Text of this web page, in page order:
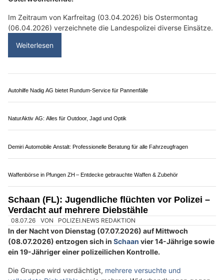
06.04.26 VON POLIZEI.NEWS REDAKTION
Es folgt die Einsatzbilanz der Einsatzkräfte über das
Osterwochenende.
Im Zeitraum von Karfreitag (03.04.2026) bis Ostermontag
(06.04.2026) verzeichnete die Landespolizei diverse Einsätze.
Weiterlesen